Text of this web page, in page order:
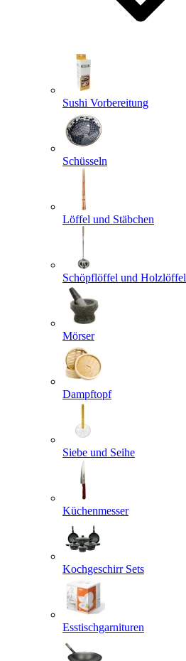
Sushi Vorbereitung
Schüsseln
Löffel und Stäbchen
Schöpflöffel und Holzlöffel
Mörser
Dampftopf
Siebe und Seihe
Küchenmesser
Kochgeschirr Sets
Esstischgarnituren